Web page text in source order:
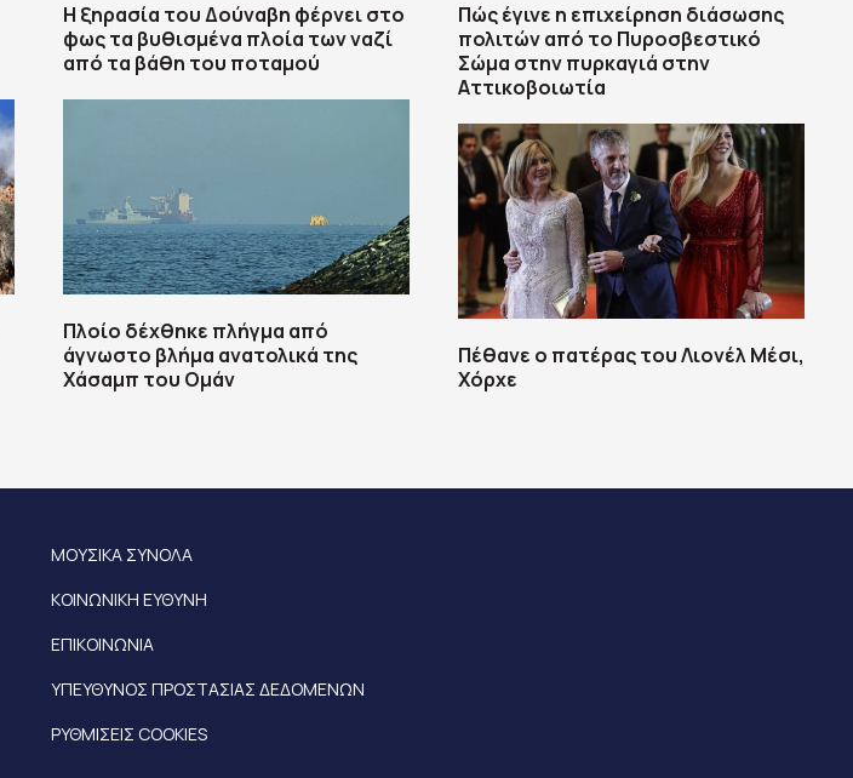
Η ξηρασία του Δούναβη φέρνει στο
φως τα βυθισμένα πλοία των ναζί
από τα βάθη του ποταμού
Πλοίο δέχθηκε πλήγμα από
άγνωστο βλήμα ανατολικά της
Χάσαμπ του Ομάν
Πώς έγινε η επιχείρηση διάσωσης
πολιτών από το Πυροσβεστικό
Σώμα στην πυρκαγιά στην
Αττικοβοιωτία
Πέθανε ο πατέρας του Λιονέλ Μέσι,
Χόρχε
ΜΟΥΣΙΚΑ ΣΥΝΟΛΑ
ΚΟΙΝΩΝΙΚΗ ΕΥΘΥΝΗ
ΕΠΙΚΟΙΝΩΝΙΑ
ΥΠΕΥΘΥΝΟΣ ΠΡΟΣΤΑΣΙΑΣ ΔΕΔΟΜΕΝΩΝ
ΡΥΘΜΙΣΕΙΣ COOKIES